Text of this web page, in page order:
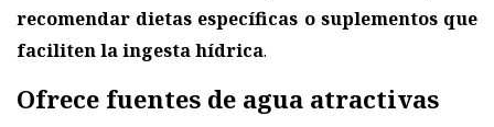
recomendar dietas específicas o suplementos que
faciliten la ingesta hídrica.
Ofrece fuentes de agua atractivas